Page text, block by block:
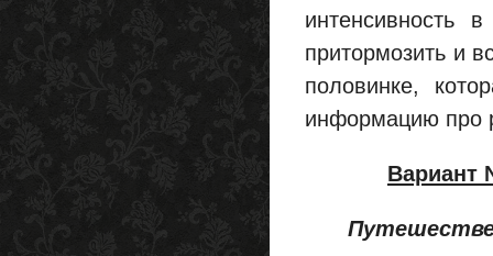
интенсивность
притормозить и
половинке,
информацию про
Вариант